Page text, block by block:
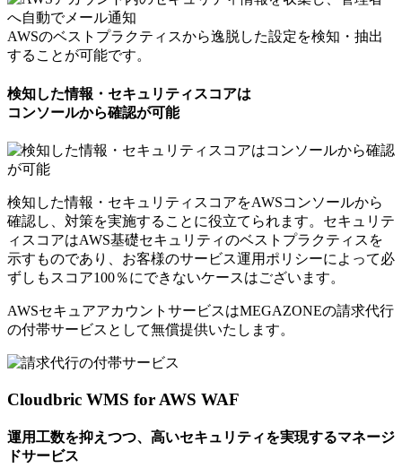
AWSのベストプラクティスから逸脱した設定を検知・抽出
することが可能です。
検知した情報・セキュリティスコアは
コンソールから確認が可能
検知した情報・セキュリティスコアをAWSコンソールから
確認し、対策を実施することに役立てられます。セキュリテ
ィスコアはAWS基礎セキュリティのベストプラクティスを
示すものであり、お客様のサービス運用ポリシーによって必
ずしもスコア100％にできないケースはございます。
AWSセキュアアカウントサービスはMEGAZONEの請求代行
の付帯サービスとして無償提供いたします。
Cloudbric WMS for AWS WAF
運用工数を抑えつつ、高いセキュリティを実現するマネージ
ドサービス